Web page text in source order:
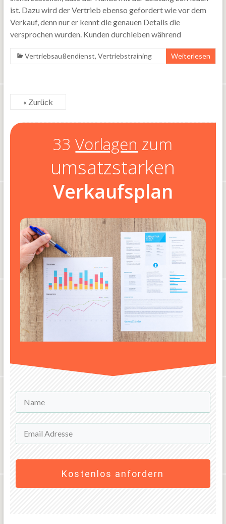
ist. Dazu wird der Vertrieb ebenso gefordert wie vor dem
Verkauf, denn nur er kennt die genauen Details die
versprochen wurden. Kunden durchleben während
Vertriebsaußendienst, Vertriebstraining Weiterlesen
« Zurück
33Vorlagen zum
umsatzstarken
Verkaufsplan
Kostenlos anfordern